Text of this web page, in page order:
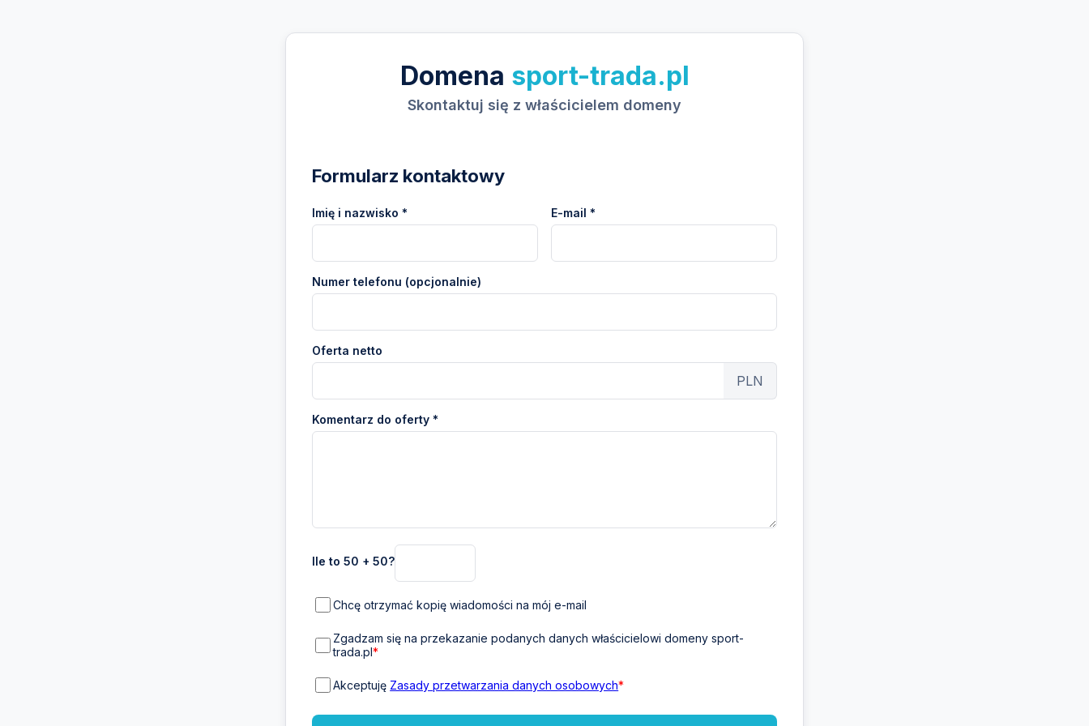
Domena sport-trada.pl
Skontaktuj się z właścicielem domeny
Formularz kontaktowy
Imię i nazwisko * E-mail *
Numer telefonu (opcjonalnie)
Oferta netto
PLN
Komentarz do oferty *
Ile to 50 + 50?
Chcę otrzymać kopię wiadomości na mój e-mail
Zgadzam się na przekazanie podanych danych właścicielowi domeny sport-
trada.pl*
Akceptuję Zasady przetwarzania danych osobowych*